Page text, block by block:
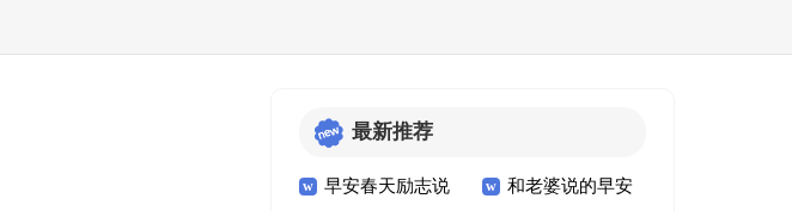
最新推荐
早安春天励志说 和老婆说的早安